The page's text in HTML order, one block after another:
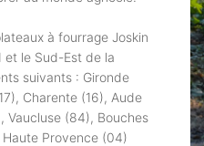
à fourrage Joskin
et le Sud-Est de la
suivants : Gironde
Charente (16), Aude
Vaucluse (84), Bouches
Provence (04)